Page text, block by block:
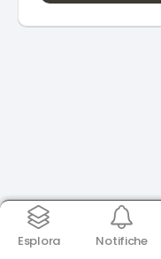
Esplora Notifiche